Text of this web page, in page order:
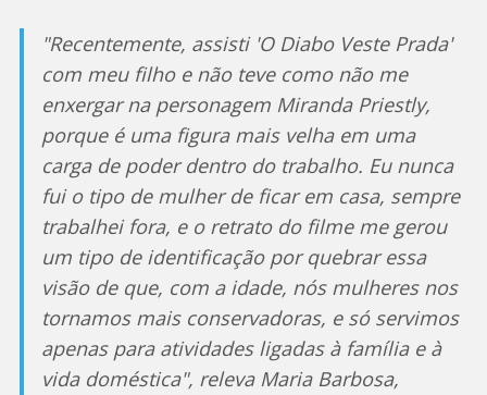
"Recentemente, assisti 'O Diabo Veste Prada'
com meu filho e não teve como não me
enxergar na personagem Miranda Priestly,
porque é uma figura mais velha em uma
carga de poder dentro do trabalho. Eu nunca
fui o tipo de mulher de ficar em casa, sempre
trabalhei fora, e o retrato do filme me gerou
um tipo de identificação por quebrar essa
visão de que, com a idade, nós mulheres nos
tornamos mais conservadoras, e só servimos
apenas para atividades ligadas à família e à
vida doméstica", releva Maria Barbosa,